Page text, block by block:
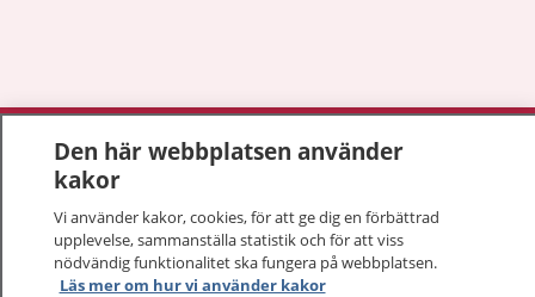
1177 på flera språk
Kontakt
Den här webbplatsen använder
kakor
Vi använder kakor, cookies, för att ge dig en förbättrad
upplevelse, sammanställa statistik och för att viss
nödvändig funktionalitet ska fungera på webbplatsen.
Läs mer om hur vi använder kakor